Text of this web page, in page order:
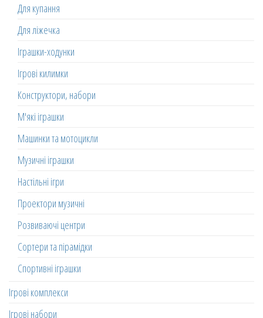
Для купання
Для ліжечка
Іграшки-ходунки
Ігрові килимки
Конструктори, набори
М'які іграшки
Машинки та мотоцикли
Музичні іграшки
Настільні ігри
Проектори музичні
Розвиваючі центри
Сортери та пірамідки
Спортивні іграшки
Ігрові комплекси
Ігрові набори